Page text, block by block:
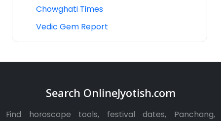
Chowghati Times
Vedic Gem Report
Search OnlineJyotish.com
Find horoscope tools, festival dates, Panchang,